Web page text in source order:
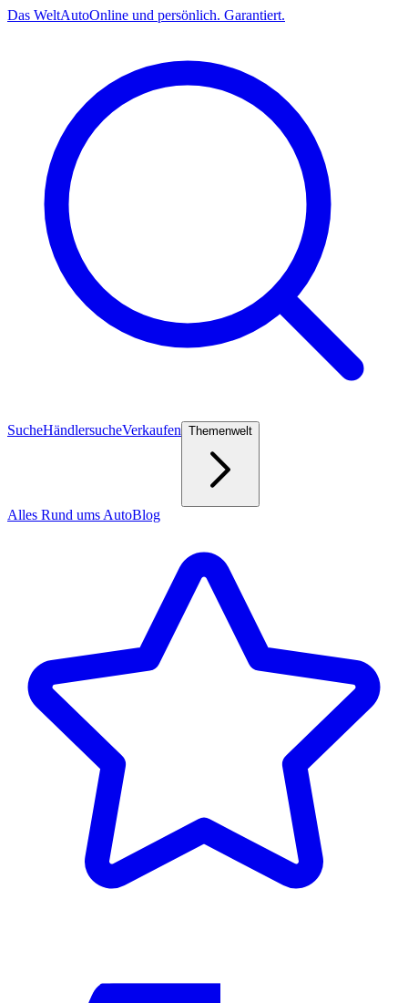
Das WeltAutoOnline und persönlich. Garantiert.
SucheHändlersucheVerkaufen Themenwelt
Alles Rund ums AutoBlog